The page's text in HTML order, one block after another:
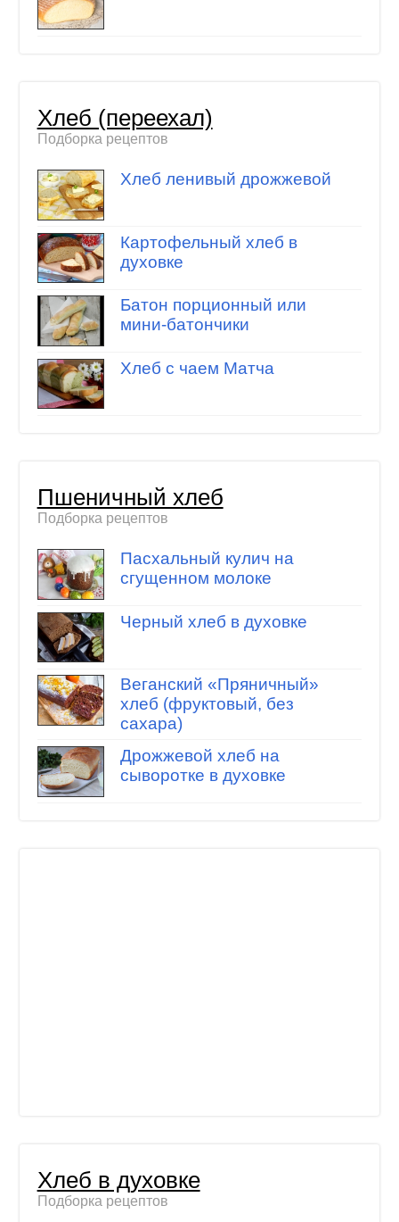
Хлеб (переехал)
Подборка рецептов
Хлеб ленивый дрожжевой
Картофельный хлеб в
духовке
Батон порционный или
мини-батончики
Хлеб с чаем Матча
Пшеничный хлеб
Подборка рецептов
Пасхальный кулич на
сгущенном молоке
Черный хлеб в духовке
Веганский «Пряничный»
хлеб (фруктовый, без
сахара)
Дрожжевой хлеб на
сыворотке в духовке
Хлеб в духовке
Подборка рецептов